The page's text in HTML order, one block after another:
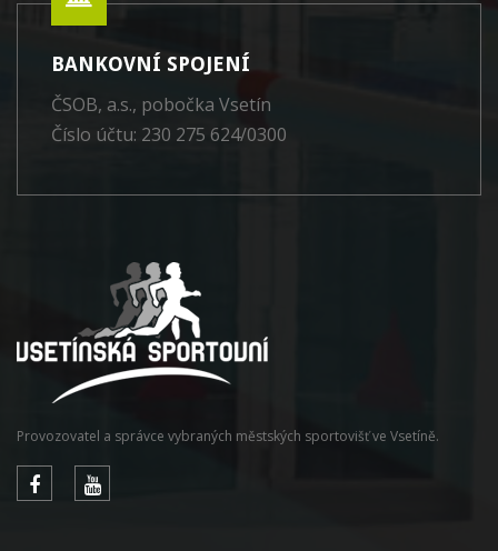
BANKOVNÍ SPOJENÍ
ČSOB, a.s., pobočka Vsetín
Číslo účtu: 230 275 624/0300
Provozovatel a správce vybraných městských sportovišť ve Vsetíně.